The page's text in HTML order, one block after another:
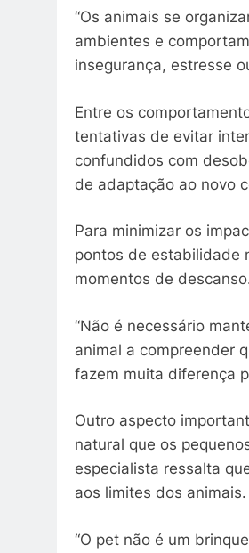
“Os animais se
ambientes e
insegurança, estresse
Entre os
tentativas de evitar
confundidos com
de adaptação ao novo
Para minimizar os
pontos de estabilidade
momentos de
“Não é necessário
animal a compreender
fazem muita diferença
Outro aspecto
natural que os
especialista ressalta
aos limites dos animais.
“O pet não é um